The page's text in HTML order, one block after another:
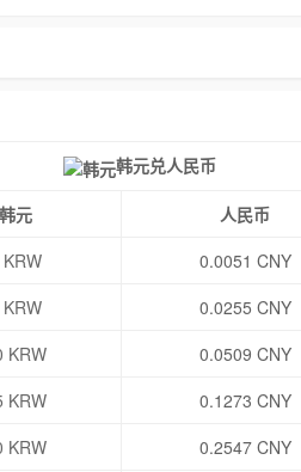
韩元兑人民币
韩元
人民币
KRW
0.0051 CNY
0.0255 CNY
KRW
0.0509 CNY
KRW
0.1273 CNY
KRW
0.2547 CNY